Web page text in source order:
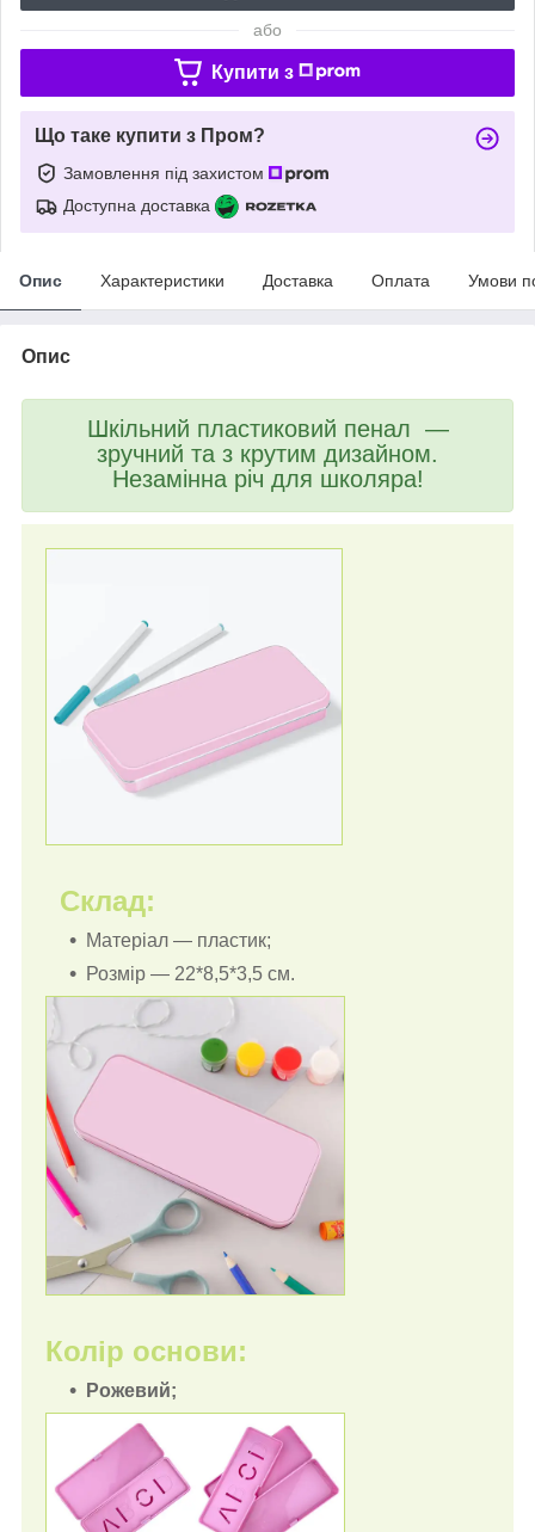
або
Купити з
Що таке купити з Пром?
Замовлення під захистом
Доступна доставка
Опис Характеристики Доставка Оплата Умови
Опис
Шкільний пластиковий пенал —
зручний та з крутим дизайном.
Незамінна річ для школяра!
Склад:
Матеріал — пластик;
Розмір — 22*8,5*3,5 см.
Колір основи:
Рожевий;